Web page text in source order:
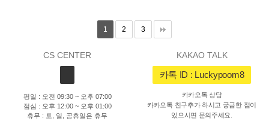
1 2 3
CS CENTER
평일 : 오전 09:30 ~ 오후 07:00
점심 : 오후 12:00 ~ 오후 01:00
휴무 : 토, 일, 공휴일은 휴무
KAKAO TALK
카톡 ID : Luckypoom8
카카오톡 상담
카카오톡 친구추가 하시고 궁금한 점이
있으시면 문의주세요.